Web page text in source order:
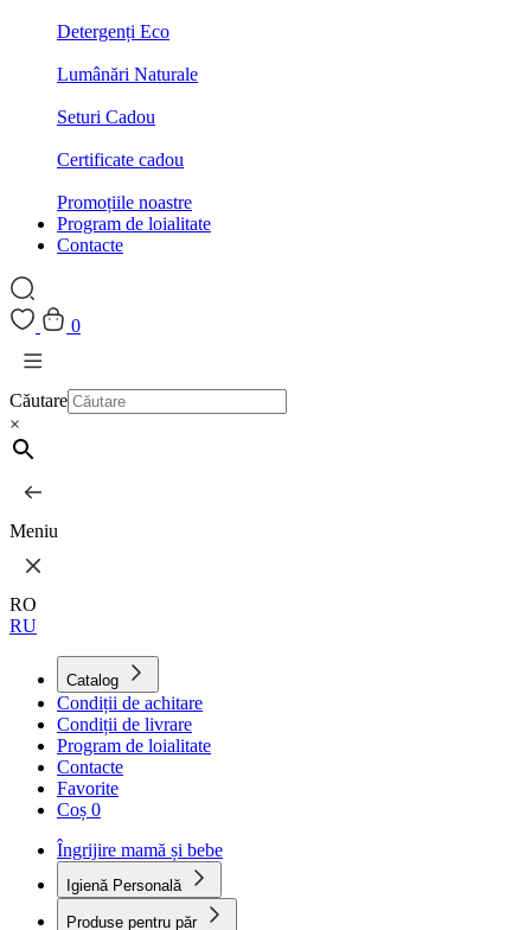
Detergenți Eco
Lumânări Naturale
Seturi Cadou
Certificate cadou
Promoțiile noastre
Program de loialitate
Contacte
0
Căutare
×
Meniu
RO
RU
Catalog
Condiții de achitare
Condiții de livrare
Program de loialitate
Contacte
Favorite
Coș 0
Îngrijire mamă și bebe
Igienă Personală
Produse pentru păr